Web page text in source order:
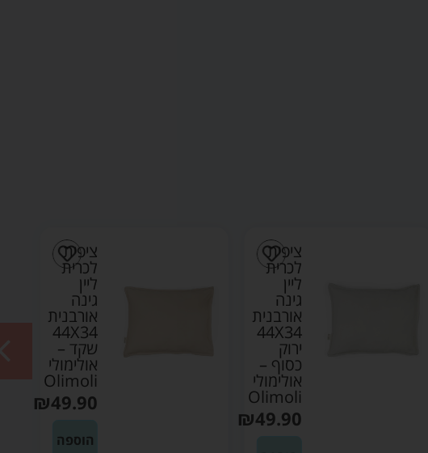
ציפית
לכרית
ליין
גינה
אורבנית
44X34
ירוק
כסוף –
אולימולי
Olimoli
₪49.90
ציפית
לכרית
ליין
גינה
אורבנית
44X34
שקד –
אולימולי
Olimoli
₪49.90
הוספה